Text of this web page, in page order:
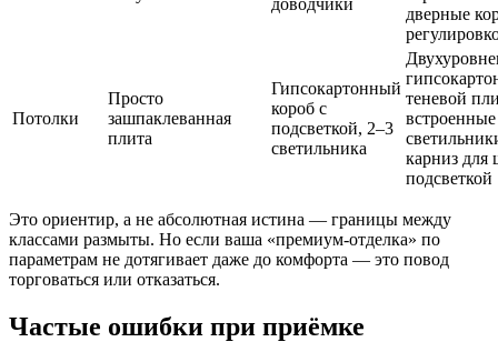
доводчики
дверные
Потолки
Просто
зашпаклеванная
плита
Гипсокартонный
короб с
подсветкой, 2–3
светильника
теневой
встроенные
карниз для
подсветкой
Это ориентир, а не абсолютная истина — границы между
классами размыты. Но если ваша «премиум-отделка» по
параметрам не дотягивает даже до комфорта — это повод
торговаться или отказаться.
Частые ошибки при приёмке